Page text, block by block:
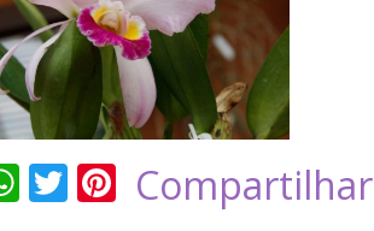
W T Pi
Compartilhar